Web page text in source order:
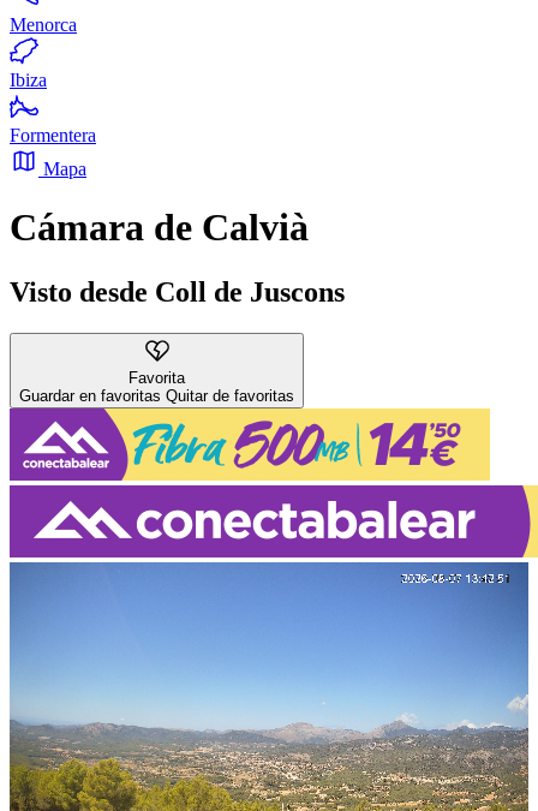
Menorca
Ibiza
Formentera
Mapa
Cámara de Calvià
Visto desde Coll de Juscons
Favorita
Guardar en favoritas Quitar de favoritas